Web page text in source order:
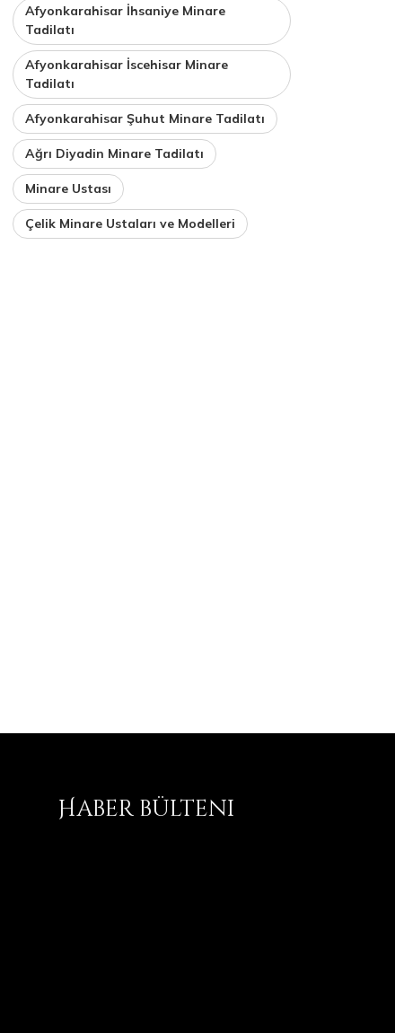
Afyonkarahisar İhsaniye Minare
Tadilatı
Afyonkarahisar İscehisar Minare
Tadilatı
Afyonkarahisar Şuhut Minare Tadilatı
Ağrı Diyadin Minare Tadilatı
Minare Ustası
Çelik Minare Ustaları ve Modelleri
Haber bülteni